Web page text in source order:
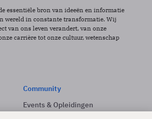
essentiële bron van ideeën en informatie
wereld in constante transformatie. Wij
van ons leven verandert, van onze
carrière tot onze cultuur, wetenschap
Community
Events & Opleidingen